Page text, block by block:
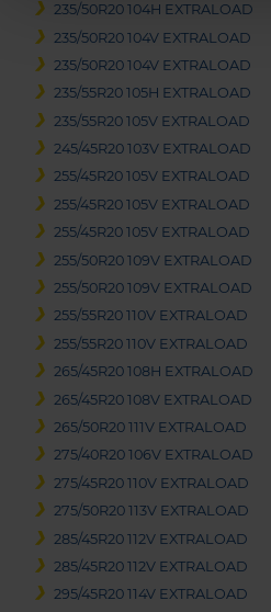
235/50R20 104H EXTRALOAD
235/50R20 104V EXTRALOAD
235/50R20 104V EXTRALOAD
235/55R20 105H EXTRALOAD
235/55R20 105V EXTRALOAD
245/45R20 103V EXTRALOAD
255/45R20 105V EXTRALOAD
255/45R20 105V EXTRALOAD
255/45R20 105V EXTRALOAD
255/50R20 109V EXTRALOAD
255/50R20 109V EXTRALOAD
255/55R20 110V EXTRALOAD
255/55R20 110V EXTRALOAD
265/45R20 108H EXTRALOAD
265/45R20 108V EXTRALOAD
265/50R20 111V EXTRALOAD
275/40R20 106V EXTRALOAD
275/45R20 110V EXTRALOAD
275/50R20 113V EXTRALOAD
285/45R20 112V EXTRALOAD
285/45R20 112V EXTRALOAD
295/45R20 114V EXTRALOAD